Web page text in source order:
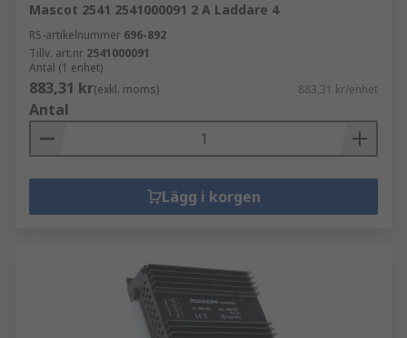
Mascot 2541 2541000091 2 A Laddare 4
RS-artikelnummer 696-892
Tillv. art.nr 2541000091
Antal (1 enhet)
883,31 kr(exkl. moms) 883,31 kr/enhet
Antal
Lägg i korgen